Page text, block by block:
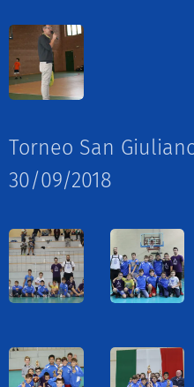
Torneo San
30/09/2018